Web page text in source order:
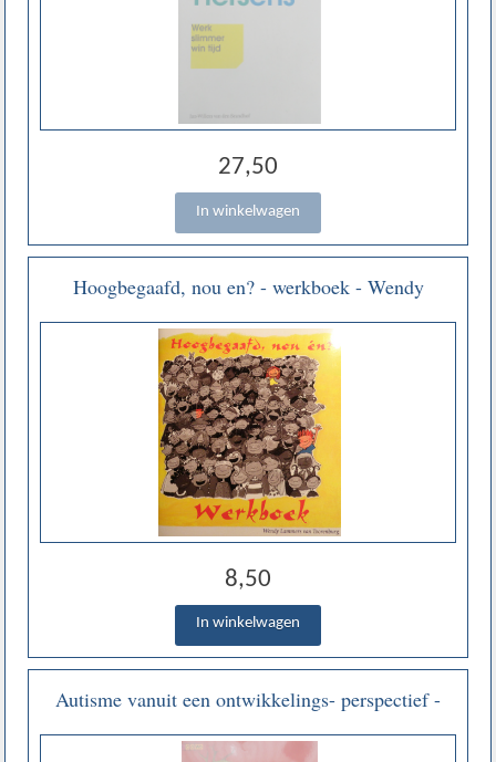
27,50
Hoogbegaafd, nou en? - werkboek - Wendy
Lammers van Toorenburg
8,50
Autisme vanuit een ontwikkelings- perspectief -
Martine Delfos